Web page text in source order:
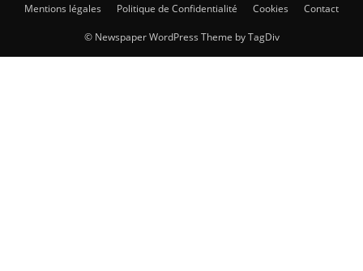
Mentions légales Politique de Confidentialité Cookies Contact
© Newspaper WordPress Theme by TagDiv